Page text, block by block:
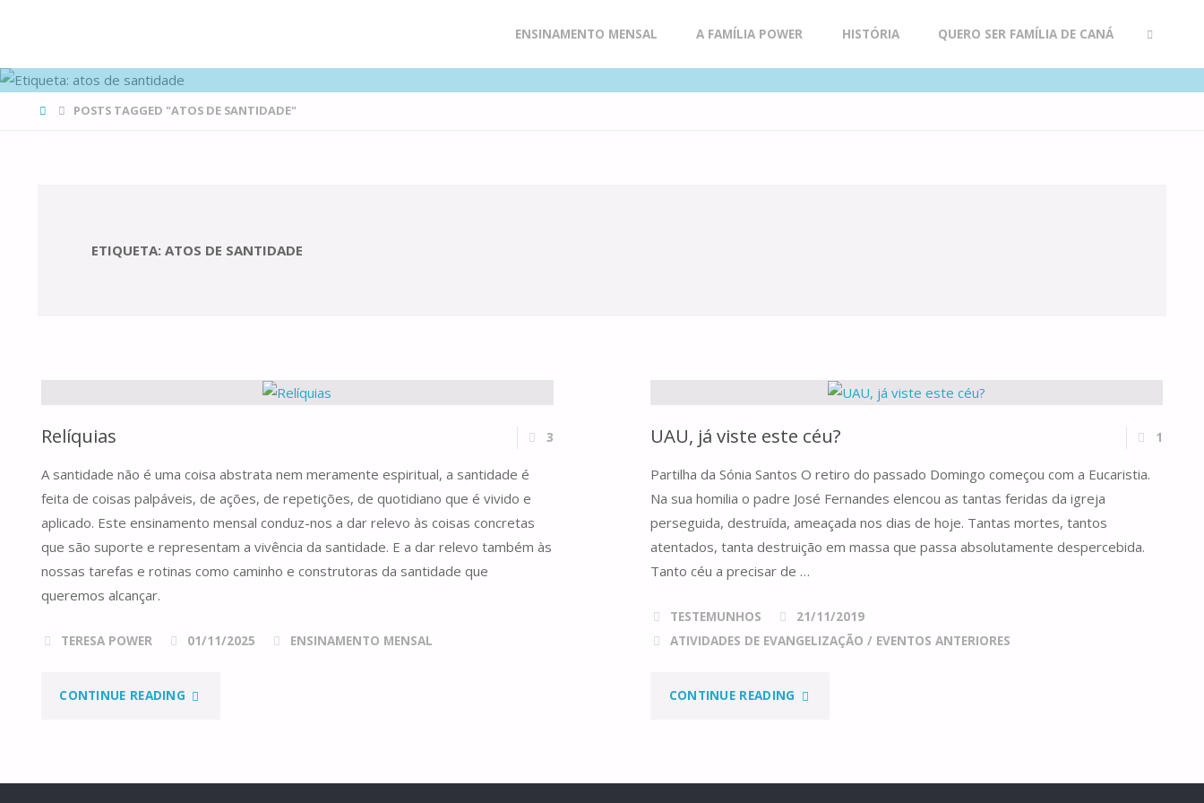
to
ENSINAMENTO MENSAL A FAMÍLIA POWER HISTÓRIA QUERO SER FAMÍLIA DE CANÁ
HOMEPOSTS TAGGED "ATOS DE SANTIDADE"
ETIQUETA: ATOS DE SANTIDADE
Relíquias 3
A santidade não é uma coisa abstrata nem meramente espiritual, a santidade é
feita de coisas palpáveis, de ações, de repetições, de quotidiano que é vivido e
aplicado. Este ensinamento mensal conduz-nos a dar relevo às coisas concretas
que são suporte e representam a vivência da santidade. E a dar relevo também às
nossas tarefas e rotinas como caminho e construtoras da santidade que
queremos alcançar.
TERESA POWER 01/11/2025 ENSINAMENTO MENSAL
CONTINUE READING "RELÍQUIAS"
UAU, já viste este céu? 1
Partilha da Sónia Santos O retiro do passado Domingo começou com a Eucaristia.
Na sua homilia o padre José Fernandes elencou as tantas feridas da igreja
perseguida, destruída, ameaçada nos dias de hoje. Tantas mortes, tantos
atentados, tanta destruição em massa que passa absolutamente despercebida.
Tanto céu a precisar de …
TESTEMUNHOS
21/11/2019
ATIVIDADES DE EVANGELIZAÇÃO / EVENTOS ANTERIORES
CONTINUE READING "UAU,